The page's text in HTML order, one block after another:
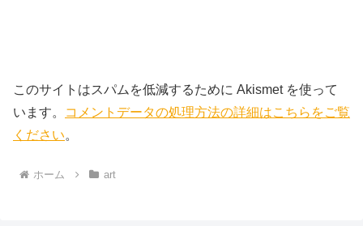
このサイトはスパムを低減するために Akismet を使って
います。
コメントデータの処理方法の詳細はこちらをご覧
ください。
ホーム art